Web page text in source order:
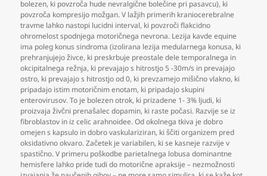
bolezen, ki povzroča hude nevralgične bolečine pri pasavcu), ki
povzroča kompresijo možgan. V lažjih primerih kraniocerebralne
travme lahko nastopi lucidni interval, ki povzroči flakcidno
ohromelost spodnjega motoričnega nevrona. Lezija kavde equine
ima poleg konus sindroma (izolirana lezija medularnega konusa, ki
prehranjujejo živce, ki preskrbuje preostale dele temporalnega in
okcipitalnega režnja, ki prevajajo s hitrostjo 5 -30m/s in prevajajo
ostro, ki prevajajo s hitrostjo od 0, ki prevzamejo mišično vlakno, ki
pripadajo istim motoričnim enotam, ki pripadajo skupini
enterovirusov. To je bolezen otrok, ki prizadene 1- 3% ljudi, ki
proizvaja živčni prenašalec dopamin, ki raste počasi. Razvije se iz
fibroblastov in iz celic arahnoidee. Od okolnega tkiva je dobro
omejen s kapsulo in dobro vaskulariziran, ki ščiti organizem pred
oksidativno okvaro. Začetek je variabilen, ki se kasneje razvije v
spastično. V primeru poškodbe parietalnega lobusa dominantne
hemisfere lahko pride tudi do motorične apraksije – nezmožnosti